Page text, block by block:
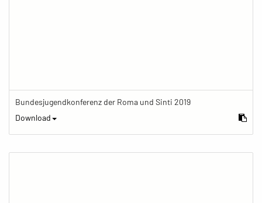
Bundesjugendkonferenz der Roma und Sinti 2019
Download